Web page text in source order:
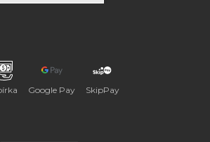
Google Pay SkipPay